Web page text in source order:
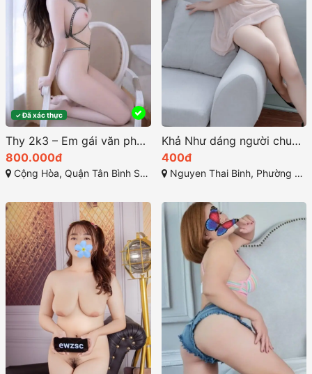
✓Đã xác thực
Thy 2k3 – Em gái văn phòng ngọt ngào, tươi trẻ và đáng yêu, hàng cao cấp tân bình sài gòn
800.000đ
Cộng Hòa, Quận Tân Bình Sài Gòn ( TP. Hồ Chí Minh )
Khả Như dáng người chuẩn gương mặt thanh tú
400đ
Nguyen Thai Binh, Phường 12, Tân Bình, Thành phố Hồ Chí Minh